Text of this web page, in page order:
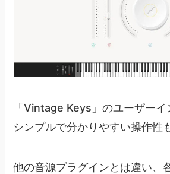
「Vintage Keys」のユーザー
シンプルで分かりやすい操作性
他の音源プラグインとは違い、